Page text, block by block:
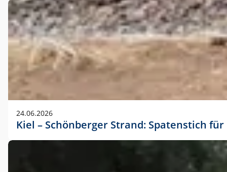
24.06.2026
Kiel – Schönberger Strand: Spatenstich